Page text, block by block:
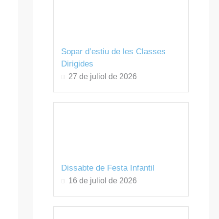
Sopar d’estiu de les Classes
Dirigides
27 de juliol de 2026
Dissabte de Festa Infantil
16 de juliol de 2026